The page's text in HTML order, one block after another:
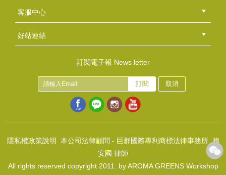
皂腰帶~鵝毛筆之戀-天鵝湖畔的春天
NT$50
(USD1.66)
總部
北區
中區
南區
東區
海外
客服中心
會員等級
購物流程
訂單查詢
常見問題
海外訂購流程
連絡我們
下載專區
紅利點數
好站連結
訂閱電子報 News letter
訂閱 取消
隱私權政策說明 本公司法律顧問 - 巨群國際專利商標法律事務所 賴
安國 律師
All rights reserved copyright 2011. by AROMA GREENS Workshop